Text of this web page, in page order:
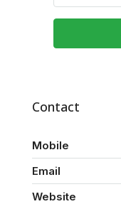
Contact
Mobile
Email
Website